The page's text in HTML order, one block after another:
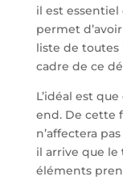
il est essentiel
permet
liste de toutes
cadre de ce
L’idéal est
end. De cette
n’affectera
il arrive que le
éléments